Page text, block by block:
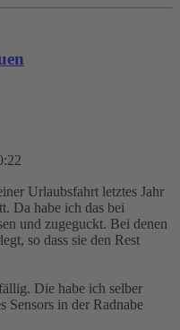
Urlaubsfahrt letztes Jahr
Da habe ich das bei
und zugeguckt. Bei denen
so dass sie den Rest
Die habe ich selber
Sensors in der Radnabe